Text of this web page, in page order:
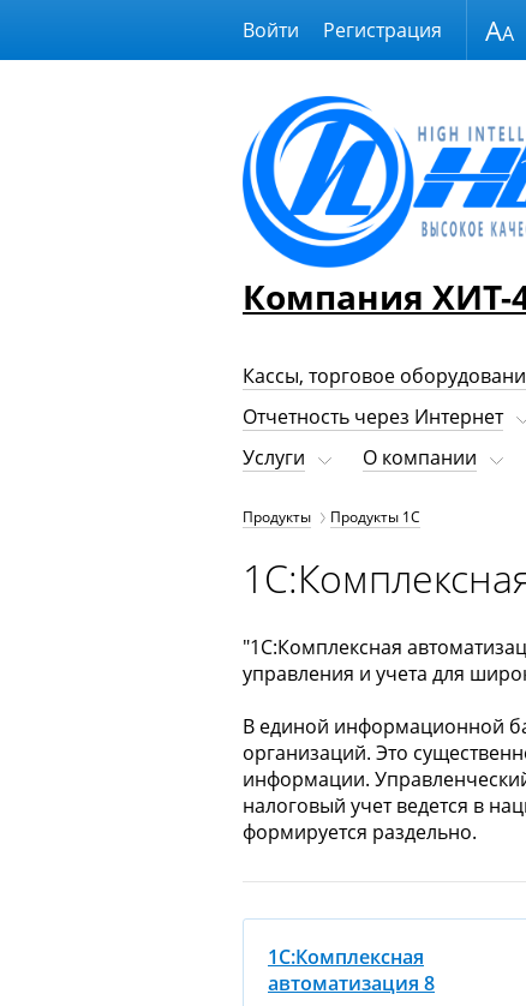
Размер шрифта
Компания ХИТ-
Войти Регистрация
Кассы, торговое
Отчетность через Интернет
Услуги
О компании
Продукты Продукты 1С
"1С:Комплексная
управления и учета для
В единой информационной
организаций. Это
информации.
налоговый учет ведется в
формируется раздельно.
1С:Комплексная
автоматизация 8